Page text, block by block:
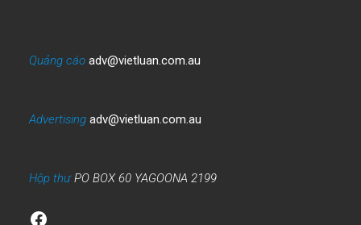
Quảng cáo adv@vietluan.com.au
Advertising adv@vietluan.com.au
Hộp thưPO BOX 60 YAGOONA 2199
Facebook